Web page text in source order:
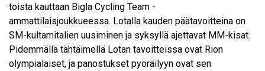
toista kauttaan Bigla Cycling Team -
ammattilaisjoukkueessa. Lotalla kauden päätavoitteina on
SM-kultamitalien uusiminen ja syksyllä ajettavat MM-kisat.
Pidemmällä tähtäimellä Lotan tavoitteissa ovat Rion
olympialaiset, ja panostukset pyöräilyyn ovat sen